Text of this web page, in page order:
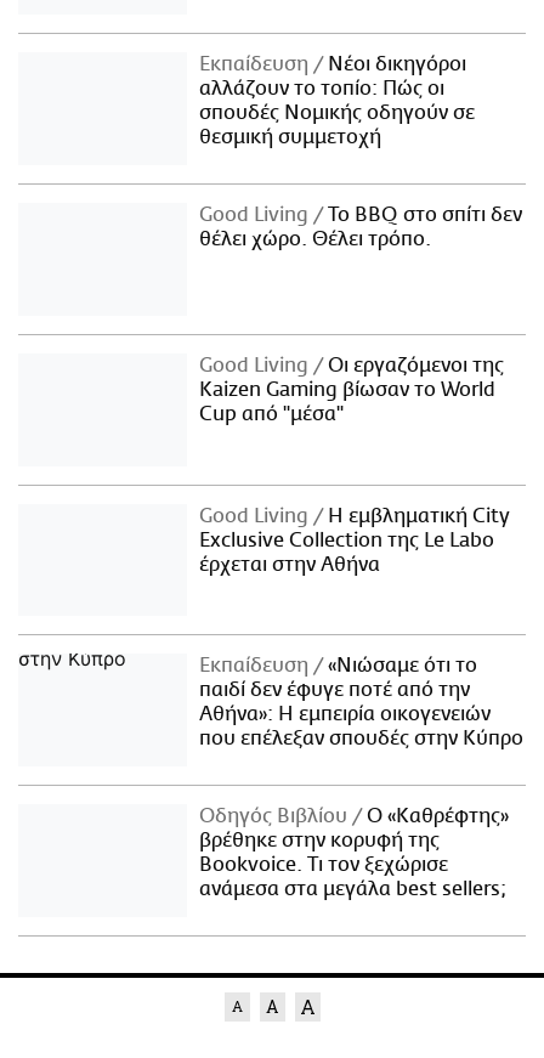
Εκπαίδευση
Νέοι δικηγόροι
αλλάζουν το τοπίο: Πώς οι
σπουδές Νομικής οδηγούν σε
θεσμική συμμετοχή
Good Living
Το BBQ στο σπίτι δεν
θέλει χώρο. Θέλει τρόπο.
Good Living
Οι εργαζόμενοι της
Kaizen Gaming βίωσαν το World
Cup από "μέσα"
Good Living
Η εμβληματική City
Exclusive Collection της Le Labo
έρχεται στην Αθήνα
Εκπαίδευση
«Νιώσαμε ότι το
παιδί δεν έφυγε ποτέ από την
Αθήνα»: Η εμπειρία οικογενειών
που επέλεξαν σπουδές στην Κύπρο
Οδηγός Βιβλίου
Ο «Καθρέφτης»
βρέθηκε στην κορυφή της
Bookvoice. Τι τον ξεχώρισε
ανάμεσα στα μεγάλα best sellers;